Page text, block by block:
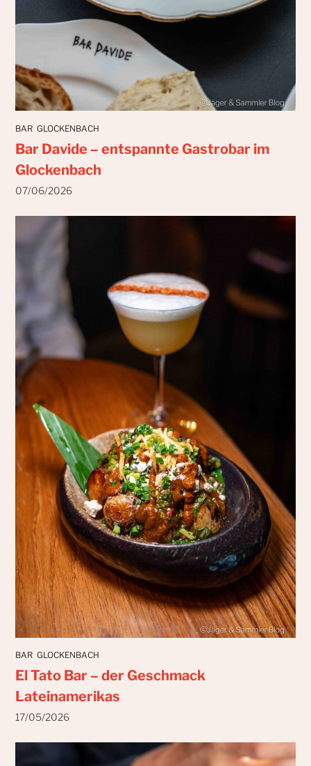
BAR GLOCKENBACH
Bar Davide – entspannte Gastrobar im
Glockenbach
07/06/2026
BAR GLOCKENBACH
El Tato Bar – der Geschmack
Lateinamerikas
17/05/2026